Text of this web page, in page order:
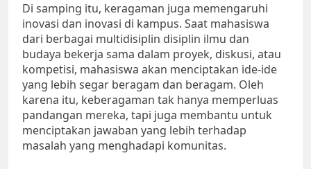
Di samping itu, keragaman juga memengaruhi
inovasi dan inovasi di kampus. Saat mahasiswa
dari berbagai multidisiplin disiplin ilmu dan
budaya bekerja sama dalam proyek, diskusi, atau
kompetisi, mahasiswa akan menciptakan ide-ide
yang lebih segar beragam dan beragam. Oleh
karena itu, keberagaman tak hanya memperluas
pandangan mereka, tapi juga membantu untuk
menciptakan jawaban yang lebih terhadap
masalah yang menghadapi komunitas.